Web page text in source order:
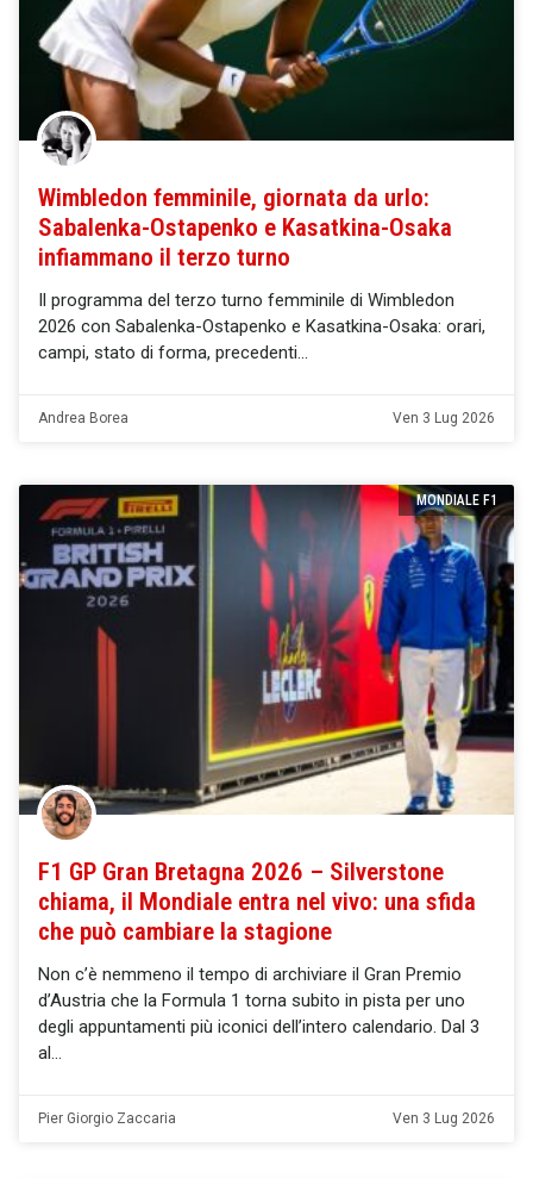
Wimbledon femminile, giornata da urlo:
Sabalenka-Ostapenko e Kasatkina-Osaka
infiammano il terzo turno
Il programma del terzo turno femminile di Wimbledon
2026 con Sabalenka-Ostapenko e Kasatkina-Osaka: orari,
campi, stato di forma, precedenti
Andrea Borea Ven 3 Lug 2026
MONDIALE F1
F1 GP Gran Bretagna 2026 – Silverstone
chiama, il Mondiale entra nel vivo: una sfida
che può cambiare la stagione
Non c’è nemmeno il tempo di archiviare il Gran Premio
d’Austria che la Formula 1 torna subito in pista per uno
degli appuntamenti più iconici dell’intero calendario. Dal 3
al
Pier Giorgio Zaccaria Ven 3 Lug 2026